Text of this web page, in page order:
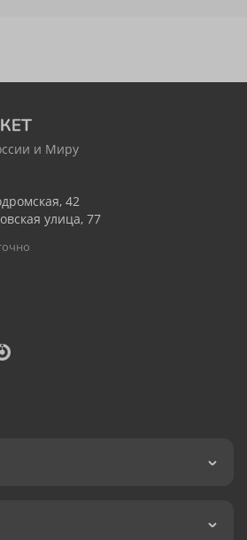
и Миру
42
улица, 77